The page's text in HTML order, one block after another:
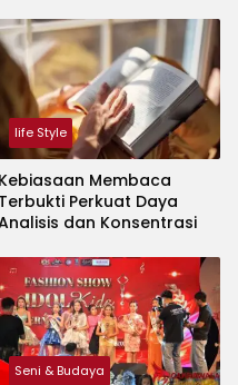
life Style
Kebiasaan Membaca
Terbukti Perkuat Daya
dan Konsentrasi
Seni & Budaya